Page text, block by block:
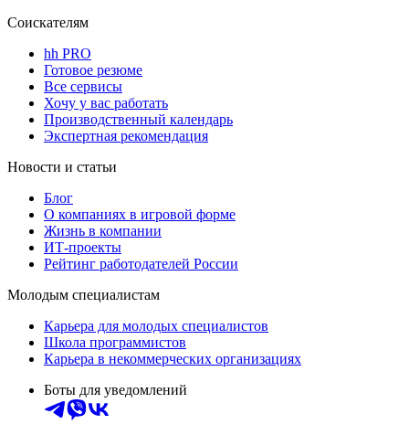
Соискателям
hh PRO
Готовое резюме
Все сервисы
Хочу у вас работать
Производственный календарь
Экспертная рекомендация
Новости и статьи
Блог
О компаниях в игровой форме
Жизнь в компании
ИТ-проекты
Рейтинг работодателей России
Молодым специалистам
Карьера для молодых специалистов
Школа программистов
Карьера в некоммерческих организациях
Боты для уведомлений